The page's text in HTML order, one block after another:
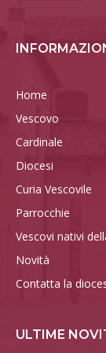
Home
Vescovo
Cardinale
Diocesi
Curia Vescovile
Parrocchie
Vescovi nativi
Novità
Contatta la
ULTIME